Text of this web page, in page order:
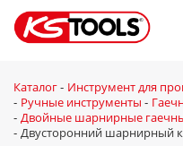
Каталог - Инструмент для
- Ручные инструменты -
- Двойные шарнирные
- Двусторонний шарнирный